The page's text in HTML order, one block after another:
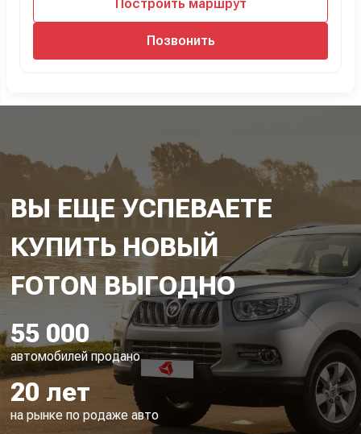
Построить маршрут
Позвонить
ВЫ ЕЩЕ УСПЕВАЕТЕ
КУПИТЬ НОВЫЙ
FOTON ВЫГОДНО
55 000
автомобилей продано
20 лет
на рынке по родаже авто